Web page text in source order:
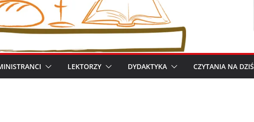
LEKTORZY DYDAKTYKA CZYTANIA NA DZIŚ